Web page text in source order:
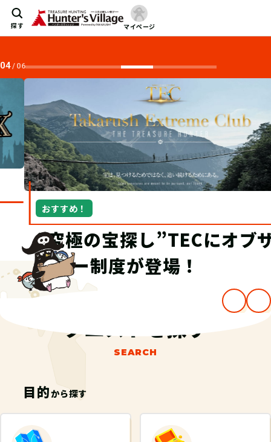
探す マイページ
04/ 06
おすすめ！
“究極の宝探し”TECにオブザ
ーバー制度が登場！
クエストを探す
SEARCH
目的から探す